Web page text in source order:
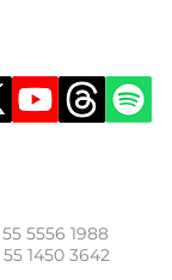
55 5556 1988
55 1450 3642